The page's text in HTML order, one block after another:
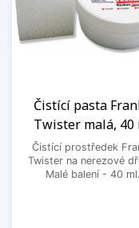
Čistící pasta
Twister malá, 40
Čistící prostředek
Twister na nerezové
Malé balení - 40 ml.